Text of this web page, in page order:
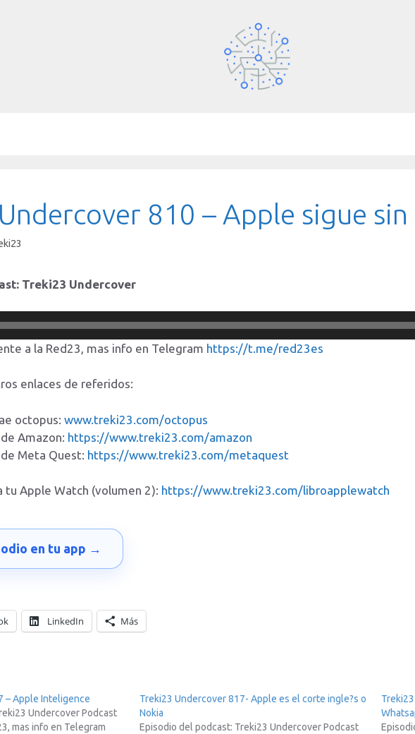
810 – Apple sigue
Treki23 Undercover
a la Red23, mas info en Telegram https://t.me/red23es
enlaces de referidos:
octopus: www.treki23.com/octopus
Amazon: https://www.treki23.com/amazon
Meta Quest: https://www.treki23.com/metaquest
tu Apple Watch (volumen 2): https://www.treki23.com/libroapplewatch
en tu app →
LinkedIn Más
– Apple Inteligence
Undercover Podcast
mas info en Telegram
Treki23 Undercover 817- Apple es el corte ingle?s o
Nokia
Episodio del podcast: Treki23 Undercover Podcast